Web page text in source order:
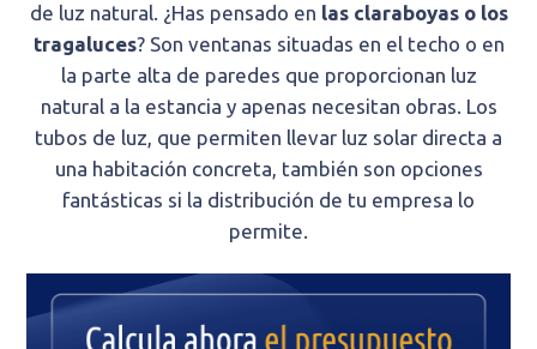
de luz natural. ¿Has pensado en las claraboyas o los
tragaluces? Son ventanas situadas en el techo o en
la parte alta de paredes que proporcionan luz
natural a la estancia y apenas necesitan obras. Los
tubos de luz, que permiten llevar luz solar directa a
una habitación concreta, también son opciones
fantásticas si la distribución de tu empresa lo
permite.